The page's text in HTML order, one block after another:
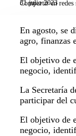
31 julio 2023
Compartir en redes
En agosto, se
agro, finanzas
El objetivo de
negocio,
La Secretaría
participar del
El objetivo de
negocio,